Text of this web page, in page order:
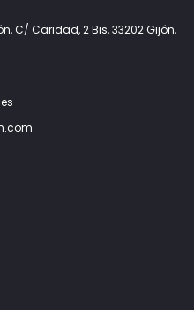
C/ Caridad, 2 Bis, 33202 Gijón,